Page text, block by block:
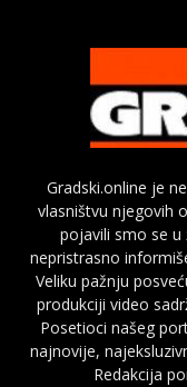
Gradski.online je
vlasništvu njegovih
pojavili smo se
nepristrasno
Veliku pažnju
produkciji video
Posetioci našeg
najnovije,
Redakcija